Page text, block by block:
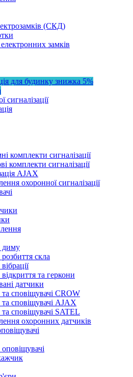
(СКД)
замків
для будинку знижка 5%
комплекти сигналізації
комплекти сигналізації
AJAX
охоронної сигналізації
диму
скла
та геркони
датчики
сповіщувачі CROW
сповіщувачі AJAX
сповіщувачі SATEL
охоронних датчиків
оповіщувачі